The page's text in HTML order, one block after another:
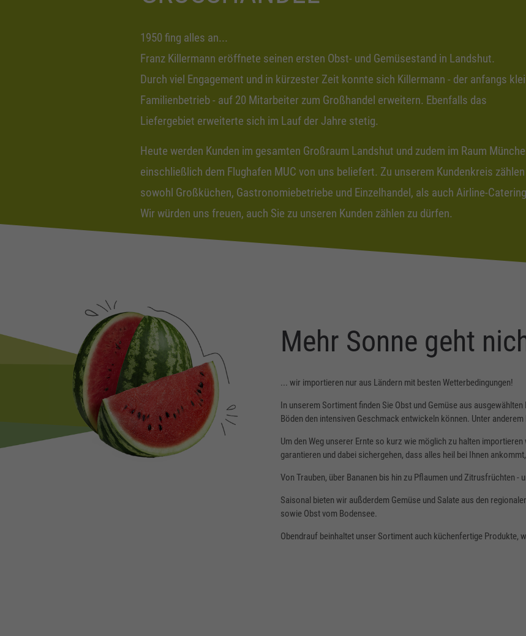
1950 fing alles an...
Franz Killermann eröffnete seinen ersten Obst- und Gemüsestand in Landshut.
Durch viel Engagement und in kürzester Zeit konnte sich Killermann - der anfangs
Familienbetrieb - auf 20 Mitarbeiter zum Großhandel erweitern. Ebenfalls das
Liefergebiet erweiterte sich im Lauf der Jahre stetig.
Heute werden Kunden im gesamten Großraum Landshut und zudem im Raum
einschließlich dem Flughafen MUC von uns beliefert. Zu unserem Kundenkreis zählen
sowohl Großküchen, Gastronomiebetriebe und Einzelhandel, als auch Airline-
Wir würden uns freuen, auch Sie zu unseren Kunden zählen zu dürfen.
Mehr Sonne geht
... wir importieren nur aus Ländern mit besten Wetterbedingungen!
In unserem Sortiment finden Sie Obst und Gemüse aus
Böden den intensiven Geschmack entwickeln können. Unter
Um den Weg unserer Ernte so kurz wie möglich zu halten
garantieren und dabei sichergehen, dass alles heil bei Ihnen
Von Trauben, über Bananen bis hin zu Pflaumen und Zitrusfrüchten -
Saisonal bieten wir außderdem Gemüse und Salate aus den
sowie Obst vom Bodensee.
Obendrauf beinhaltet unser Sortiment auch küchenfertige Produkte,